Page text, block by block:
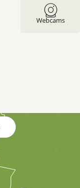
Webcams